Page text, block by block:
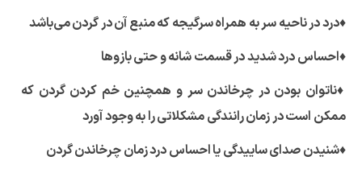
♦درد در ناحیه سر به همراه سرگیجه که منبع آن در گردن می‌باشد
♦احساس درد شدید در قسمت شانه و حتی بازوها
♦
ممکن است در زمان رانندگی مشکلاتی را به وجود آورد
♦شنیدن صدای ساییدگی یا احساس درد زمان چرخاندن گردن